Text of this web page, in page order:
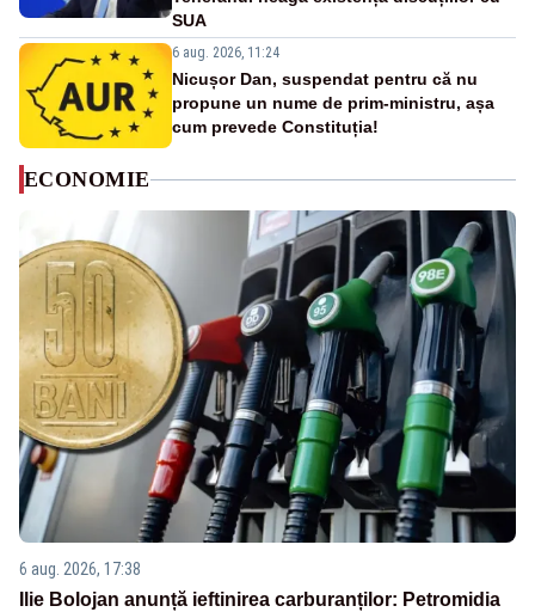
SUA
6 aug. 2026, 11:24
Nicușor Dan, suspendat pentru că nu
propune un nume de prim-ministru, așa
cum prevede Constituția!
ECONOMIE
6 aug. 2026, 17:38
Ilie Bolojan anunță ieftinirea carburanților: Petromidia